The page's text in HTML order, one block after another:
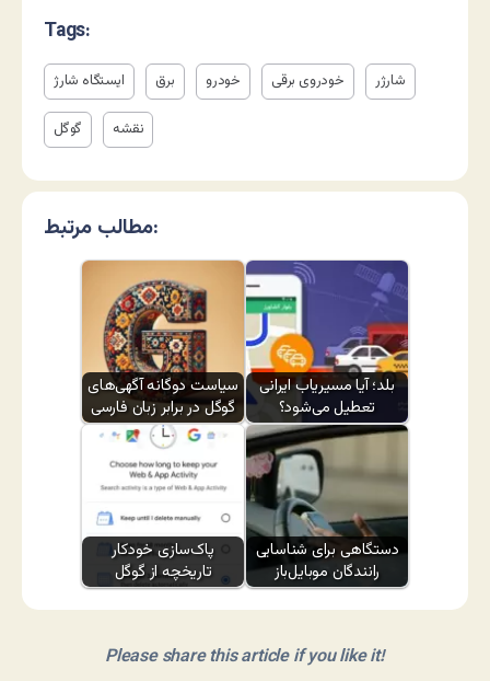
Tags:
ایستگاه شارژ برق خودرو خودروی برقی شارژر
گوگل نقشه
مطالب مرتبط:
سیاست دوگانه آگهی‌های
گوگل در برابر زبان فارسی
بلد؛ آیا مسیر‌یاب ایرانی
تعطیل می‌شود؟
پاک‌سازی خودکار
تاریخچه از گوگل
دستگاهی برای شناسایی
رانندگان موبایل‌باز
Please share this article if you like it!